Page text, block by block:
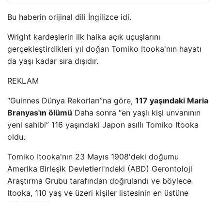
Bu haberin orijinal dili İngilizce idi.
Wright kardeşlerin ilk halka açık uçuşlarını
gerçekleştirdikleri yıl doğan Tomiko Itooka'nın hayatı
da yaşı kadar sıra dışıdır.
REKLAM
“Guinnes Dünya Rekorları”na göre, 117 yaşındaki Maria
Branyas'ın ölümü Daha sonra “en yaşlı kişi unvanının
yeni sahibi” 116 yaşındaki Japon asıllı Tomiko Itooka
oldu.
Tomiko Itooka'nın 23 Mayıs 1908'deki doğumu
Amerika Birleşik Devletleri'ndeki (ABD) Gerontoloji
Araştırma Grubu tarafından doğrulandı ve böylece
Itooka, 110 yaş ve üzeri kişiler listesinin en üstüne